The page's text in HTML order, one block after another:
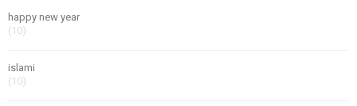
happy new year
(10)
islami
(10)